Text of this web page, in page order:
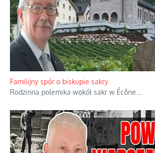
Ciemna strona podręcznikowych mitów
Historia jest doświadczeniem
że będziemy coś krytykować po to, żeby
powstania nie zrobili, jest...